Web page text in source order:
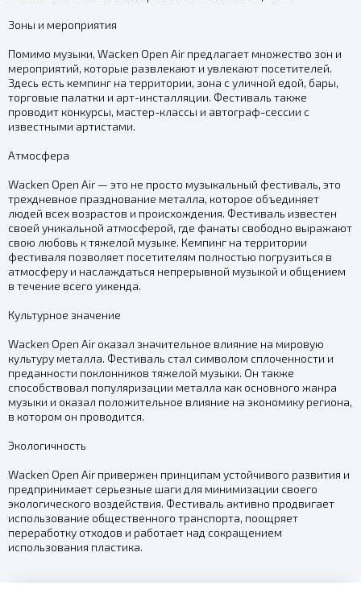
Зоны и мероприятия
Помимо музыки, Wacken Open Air предлагает множество зон и
мероприятий, которые развлекают и увлекают посетителей.
Здесь есть кемпинг на территории, зона с уличной едой, бары,
торговые палатки и арт-инсталляции. Фестиваль также
проводит конкурсы, мастер-классы и автограф-сессии с
известными артистами.
Атмосфера
Wacken Open Air — это не просто музыкальный фестиваль, это
трехдневное празднование металла, которое объединяет
людей всех возрастов и происхождения. Фестиваль известен
своей уникальной атмосферой, где фанаты свободно выражают
свою любовь к тяжелой музыке. Кемпинг на территории
фестиваля позволяет посетителям полностью погрузиться в
атмосферу и наслаждаться непрерывной музыкой и общением
в течение всего уикенда.
Культурное значение
Wacken Open Air оказал значительное влияние на мировую
культуру металла. Фестиваль стал символом сплоченности и
преданности поклонников тяжелой музыки. Он также
способствовал популяризации металла как основного жанра
музыки и оказал положительное влияние на экономику региона,
в котором он проводится.
Экологичность
Wacken Open Air привержен принципам устойчивого развития и
предпринимает серьезные шаги для минимизации своего
экологического воздействия. Фестиваль активно продвигает
использование общественного транспорта, поощряет
переработку отходов и работает над сокращением
использования пластика.